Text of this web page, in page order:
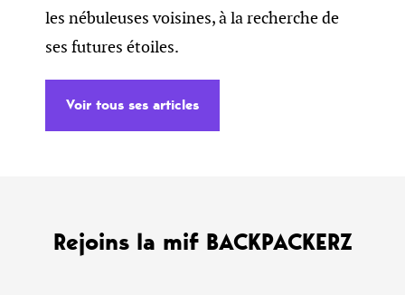
les nébuleuses voisines, à la recherche de
ses futures étoiles.
Voir tous ses articles
Rejoins la mif BACKPACKERZ